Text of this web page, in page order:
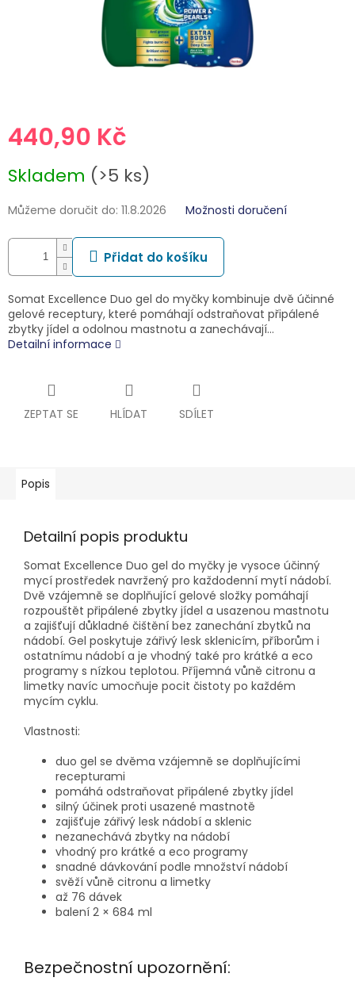
440,90 Kč
cena:
Skladem (>5 ks)
Můžeme doručit do: 11.8.2026 Možnosti doručení
Přidat do košíku
Somat Excellence Duo gel do myčky kombinuje dvě účinné
gelové receptury, které pomáhají odstraňovat připálené
zbytky jídel a odolnou mastnotu a zanechávají…
Detailní informace
ZEPTAT SE HLÍDAT SDÍLET
Popis
Detailní popis produktu
Somat Excellence Duo gel do myčky je vysoce účinný
mycí prostředek navržený pro každodenní mytí nádobí.
Dvě vzájemně se doplňující gelové složky pomáhají
rozpouštět připálené zbytky jídel a usazenou mastnotu
a zajišťují důkladné čištění bez zanechání zbytků na
nádobí. Gel poskytuje zářivý lesk sklenicím, příborům i
ostatnímu nádobí a je vhodný také pro krátké a eco
programy s nízkou teplotou. Příjemná vůně citronu a
limetky navíc umocňuje pocit čistoty po každém
mycím cyklu.
Vlastnosti:
duo gel se dvěma vzájemně se doplňujícími
recepturami
pomáhá odstraňovat připálené zbytky jídel
silný účinek proti usazené mastnotě
zajišťuje zářivý lesk nádobí a sklenic
nezanechává zbytky na nádobí
vhodný pro krátké a eco programy
snadné dávkování podle množství nádobí
svěží vůně citronu a limetky
až 76 dávek
balení 2 × 684 ml
Bezpečnostní upozornění: